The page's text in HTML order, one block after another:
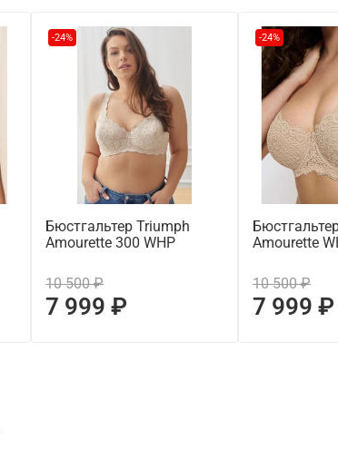
-24%
Бюстгальтер Triumph
Amourette 300 WHP
10 500 ₽
7 999 ₽
-24%
Amourette
10 500 ₽
7 999 ₽